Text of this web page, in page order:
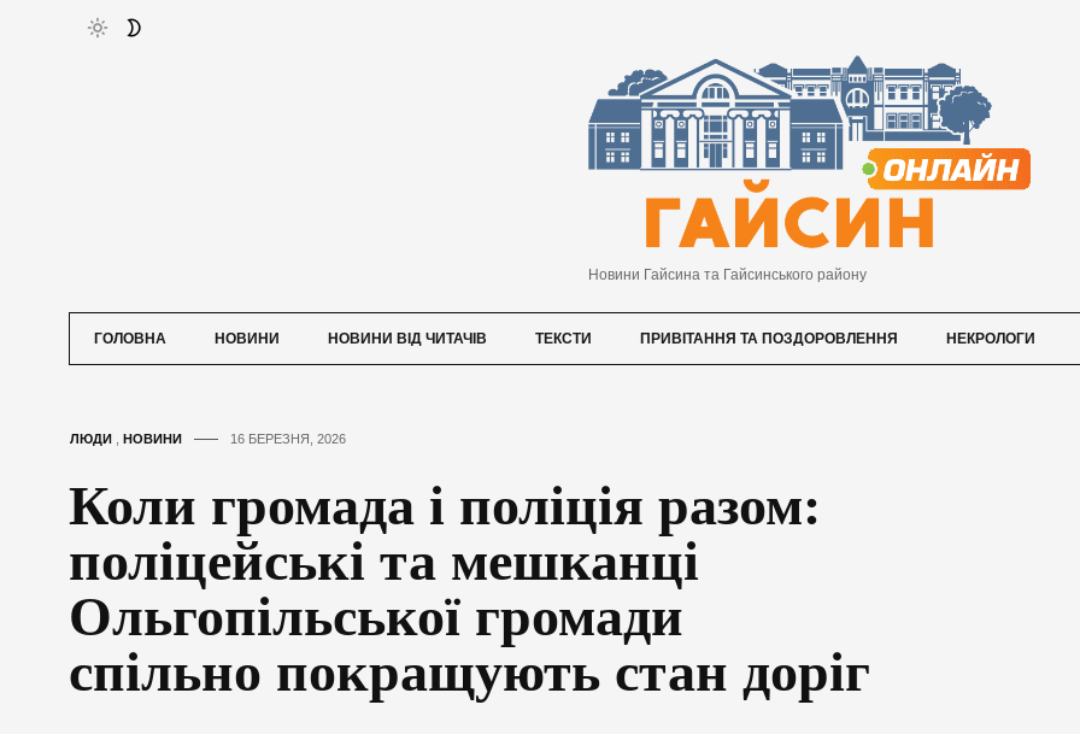
Новини Гайсина та Гайсинського району
ГОЛОВНА НОВИНИ НОВИНИ ВІД ЧИТАЧІВ ТЕКСТИ ПРИВІТАННЯ ТА ПОЗДОРОВЛЕННЯ НЕКРОЛОГИ
ЛЮДИ НОВИНИ 16 БЕРЕЗНЯ, 2026
Коли громада і поліція разом:
поліцейські та мешканці
Ольгопільської громади
спільно покращують стан доріг